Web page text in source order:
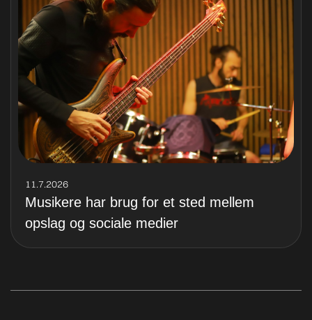
11.7.2026
Musikere har brug for et sted mellem
opslag og sociale medier